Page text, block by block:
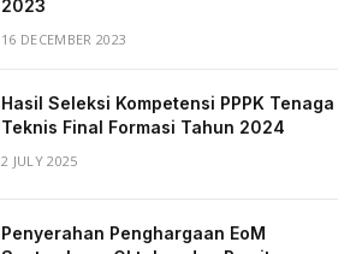
2023
16 DECEMBER 2023
Hasil Seleksi Kompetensi PPPK Tenaga
Teknis Final Formasi Tahun 2024
2 JULY 2025
Penyerahan Penghargaan EoM